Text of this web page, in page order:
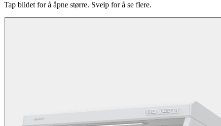
Tap bildet for å åpne større. Sveip for å se flere.